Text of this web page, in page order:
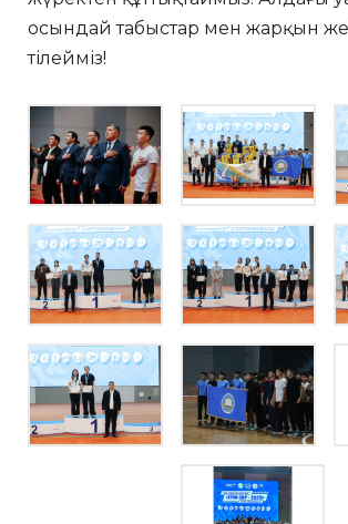
осындай табыстар мен жарқын
тілейміз!